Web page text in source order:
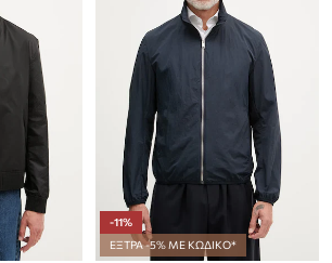
-11%
ΕΞΤΡΑ -5% ΜΕ ΚΩΔΙΚΟ*